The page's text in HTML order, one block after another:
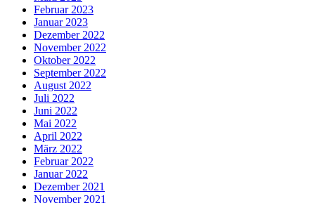
Februar 2023
Januar 2023
Dezember 2022
November 2022
Oktober 2022
September 2022
August 2022
Juli 2022
Juni 2022
Mai 2022
April 2022
März 2022
Februar 2022
Januar 2022
Dezember 2021
November 2021